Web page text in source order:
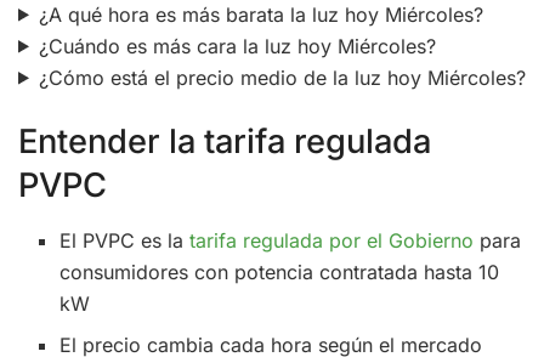
¿A qué hora es más barata la luz hoy Miércoles?
¿Cuándo es más cara la luz hoy Miércoles?
¿Cómo está el precio medio de la luz hoy Miércoles?
Entender la tarifa regulada
PVPC
El PVPC es latarifa regulada por el Gobierno para
consumidores con potencia contratada hasta 10
kW
El precio cambia cada hora según el mercado